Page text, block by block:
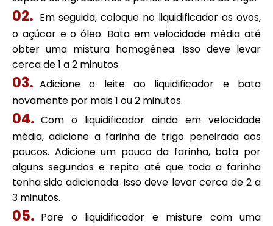
Em seguida, coloque no liquidificador os ovos,
o açúcar e o óleo. Bata em velocidade média até
obter uma mistura homogênea. Isso deve levar
cerca de 1 a 2 minutos.
Adicione o leite ao liquidificador e bata
novamente por mais 1 ou 2 minutos.
Com o liquidificador ainda em velocidade
média, adicione a farinha de trigo peneirada aos
poucos. Adicione um pouco da farinha, bata por
alguns segundos e repita até que toda a farinha
tenha sido adicionada. Isso deve levar cerca de 2 a
3 minutos.
Pare o liquidificador e misture com uma